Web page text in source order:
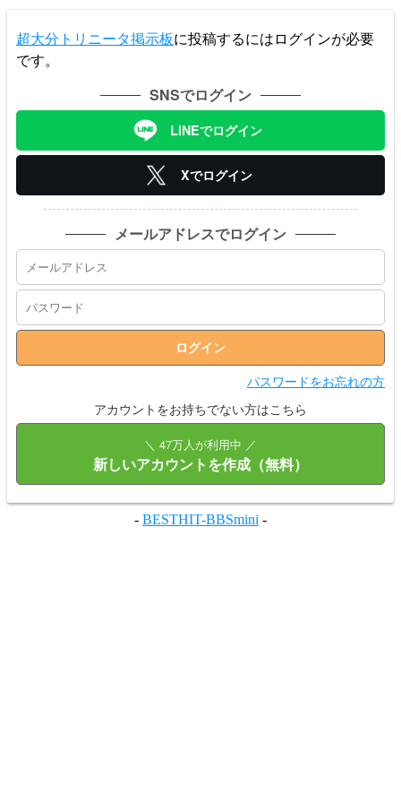
超大分トリニータ掲示板に投稿するにはログインが必要
です。
SNSでログイン
LINEでログイン
Xでログイン
メールアドレスでログイン
パスワードをお忘れの方
アカウントをお持ちでない方はこちら
＼ 47万人が利用中 ／
新しいアカウントを作成（無料）
- BESTHIT-BBSmini -